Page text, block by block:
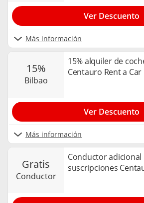
Más información
Ver Descuento
15%
bilbao
15% alquiler de
Centauro Rent a Car
Más información
Ver Descuento
gratis
conductor
Conductor adicional
suscripciones